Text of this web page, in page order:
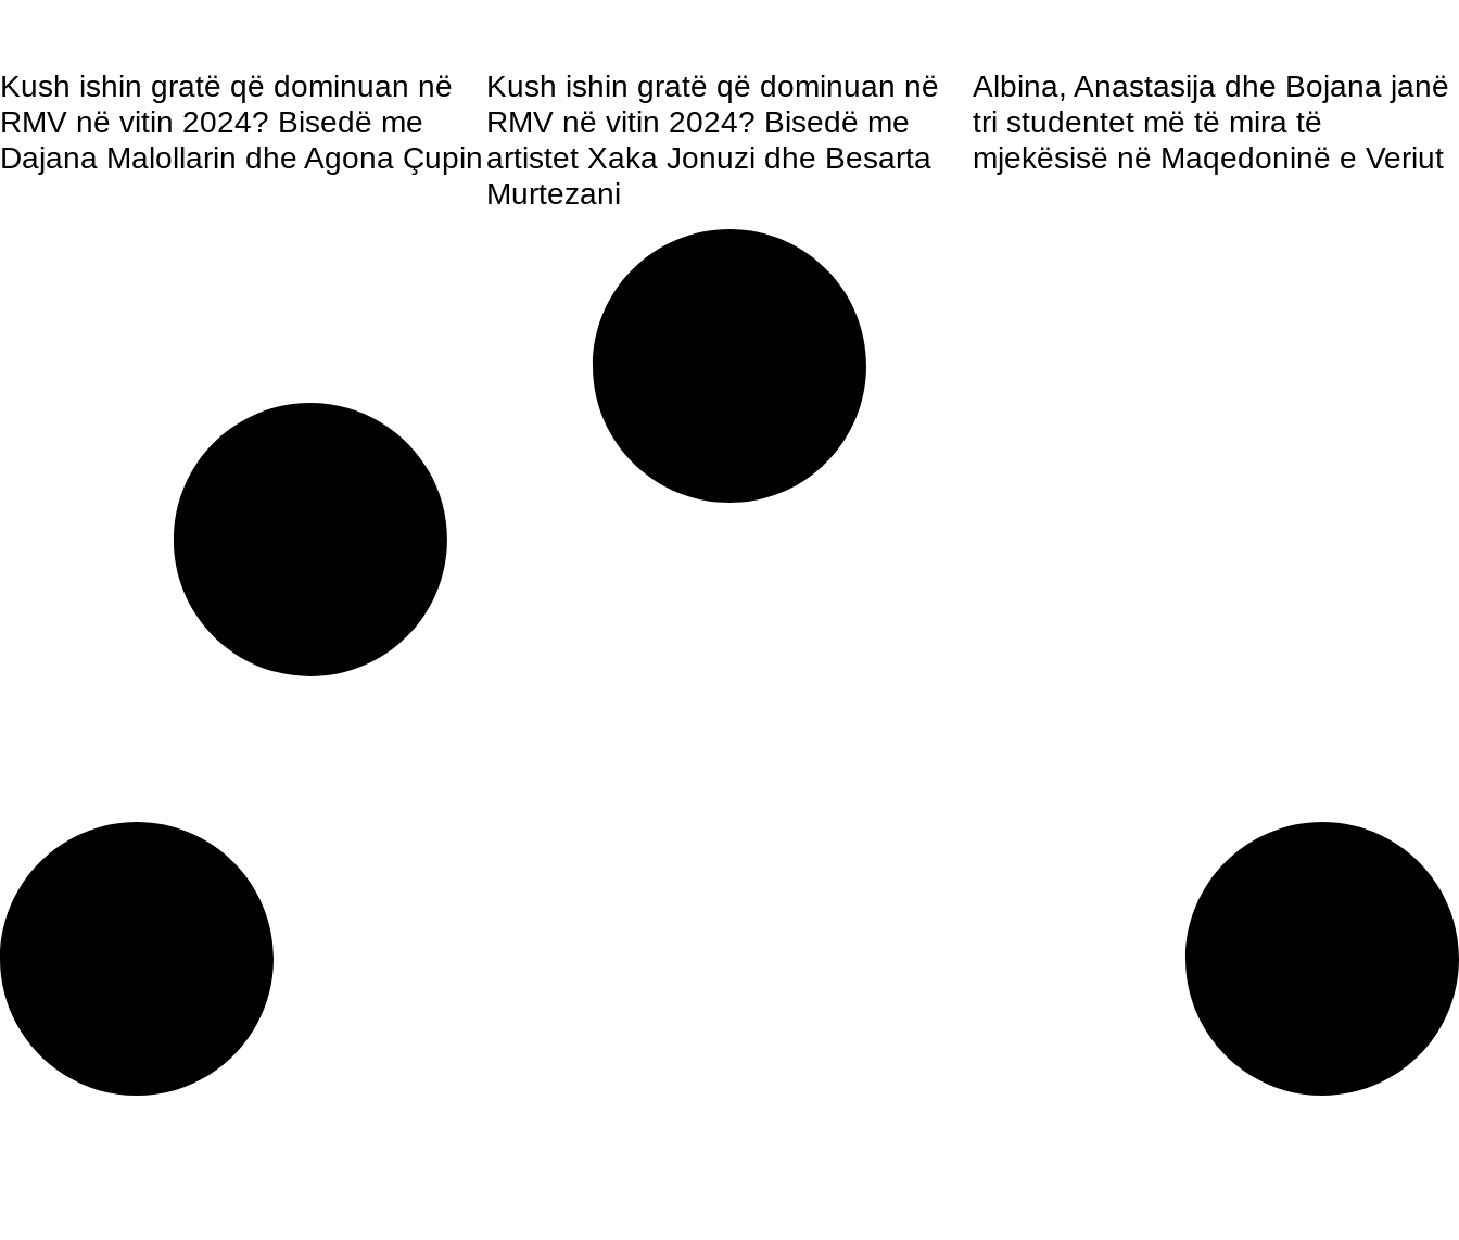
Kush ishin gratë që dominuan në
RMV në vitin 2024? Bisedë me
Dajana Malollarin dhe Agona Çupin
Kush ishin gratë që dominuan në
RMV në vitin 2024? Bisedë me
artistet Xaka Jonuzi dhe Besarta
Murtezani
Albina, Anastasija dhe Bojana janë
tri studentet më të mira të
mjekësisë në Maqedoninë e Veriut